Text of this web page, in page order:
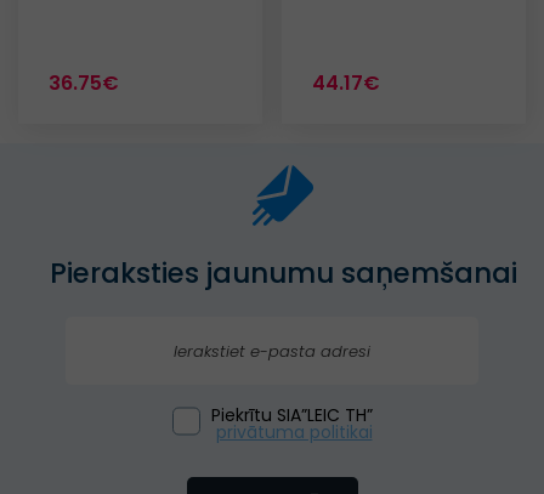
36.75€ 44.17€
Pieraksties jaunumu saņemšanai
Piekrītu SIA”LEIC TH”
privātuma politikai